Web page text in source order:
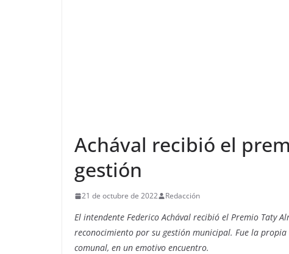
Achával recibió el
gestión
21 de octubre de 2022 Redacción
El intendente Federico Achával recibió el Premio Taty
reconocimiento por su gestión municipal. Fue la
comunal, en un emotivo encuentro.